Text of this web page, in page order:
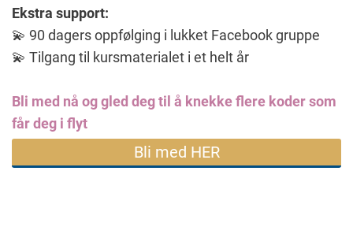
Ekstra support:
💫 90 dagers oppfølging i lukket Facebook gruppe
💫 Tilgang til kursmaterialet i et helt år
Bli med nå og gled deg til å knekke flere koder som
får deg i flyt
Bli med HER